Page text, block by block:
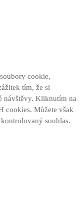
cookie,
tím, že si
návštěvy. Kliknutím na
cookies. Můžete však
souhlas.